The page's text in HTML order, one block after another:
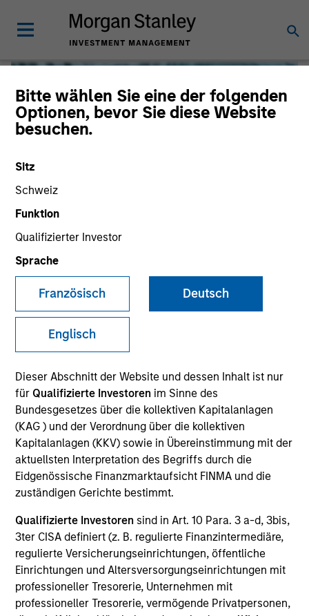
Bitte wählen Sie eine der folgenden
Optionen, bevor Sie diese Website
besuchen.
Sitz
Schweiz
Funktion
Qualifizierter Investor
Sprache
Französisch Deutsch
Englisch
Dieser Abschnitt der Website und dessen Inhalt ist nur
für Qualifizierte Investoren im Sinne des
Bundesgesetzes über die kollektiven Kapitalanlagen
(KAG ) und der Verordnung über die kollektiven
Kapitalanlagen (KKV) sowie in Übereinstimmung mit der
aktuellsten Interpretation des Begriffs durch die
Eidgenössische Finanzmarktaufsicht FINMA und die
zuständigen Gerichte bestimmt.
Qualifizierte Investoren sind in Art. 10 Para. 3 a-d, 3bis,
3ter CISA definiert (z. B. regulierte Finanzintermediäre,
regulierte Versicherungseinrichtungen, öffentliche
Einrichtungen und Altersversorgungseinrichtungen mit
professioneller Tresorerie, Unternehmen mit
professioneller Tresorerie, vermögende Privatpersonen,
Global Liquidity
We offer investments across the world’s liquidity markets
to meet a range of investors’ needs for income, liquidity
and capital preservation.
MARKETING COMMUNICATION
Explore More
Produkte
CashInvest by Morgan Stanley
Explore More
Kontakt